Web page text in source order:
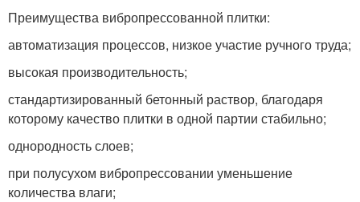
Преимущества вибропрессованной плитки:
автоматизация процессов, низкое участие ручного труда;
высокая производительность;
стандартизированный бетонный раствор, благодаря
которому качество плитки в одной партии стабильно;
однородность слоев;
при полусухом вибропрессовании уменьшение
количества влаги;